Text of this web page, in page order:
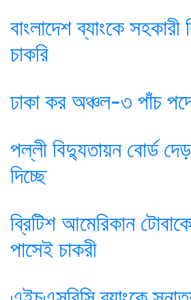
বাংলাদেশ ব্যাংকে সহকারী
চাকরি
ঢাকা কর অঞ্চল-৩ পাঁচ
পল্লী বিদ্যুতায়ন বোর্ড
দিচ্ছে
ব্রিটিশ আমেরিকান
পাসেই চাকরী